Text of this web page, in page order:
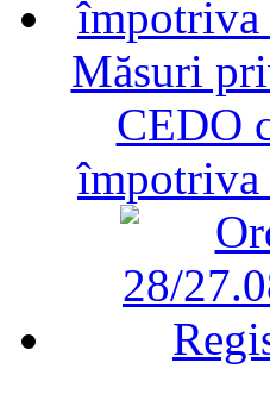
Măsuri
CEDO